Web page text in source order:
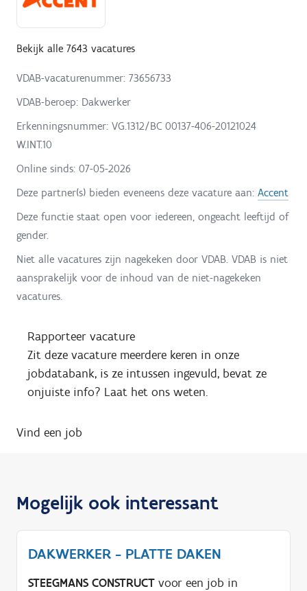
Bekijk alle 7643 vacatures
VDAB-vacaturenummer: 73656733
VDAB-beroep: Dakwerker
Erkenningsnummer: VG.1312/BC 00137-406-20121024
W.INT.10
Online sinds: 07-05-2026
Deze partner(s) bieden eveneens deze vacature aan: Accent
Deze functie staat open voor iedereen, ongeacht leeftijd of
gender.
Niet alle vacatures zijn nagekeken door VDAB. VDAB is niet
aansprakelijk voor de inhoud van de niet-nagekeken
vacatures.
Rapporteer vacature
Zit deze vacature meerdere keren in onze
jobdatabank, is ze intussen ingevuld, bevat ze
onjuiste info? Laat het ons weten.
Vind een job
Mogelijk ook interessant
DAKWERKER - PLATTE DAKEN
STEEGMANS CONSTRUCT voor een job in